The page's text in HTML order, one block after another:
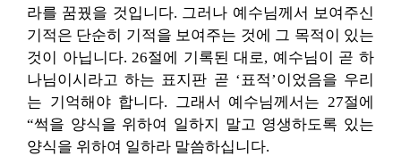
라를 꿈꿨을 것입니다. 그러나 예수님께서 보여주신
기적은 단순히 기적을 보여주는 것에 그 목적이 있는
것이 아닙니다. 26절에 기록된 대로, 예수님이 곧 하
나님이시라고 하는 표지판 곧 ‘표적’이었음을 우리
는 기억해야 합니다. 그래서 예수님께서는 27절에
“썩을 양식을 위하여 일하지 말고 영생하도록 있는
양식을 위하여 일하라 말씀하십니다.